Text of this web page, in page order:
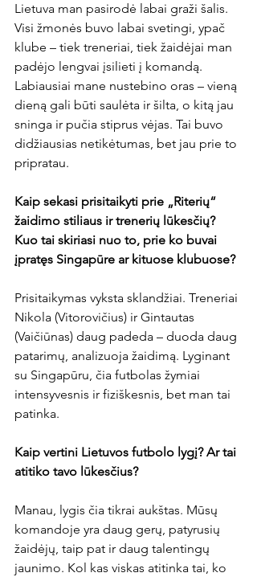
Lietuva man pasirodė labai graži šalis.
Visi žmonės buvo labai svetingi, ypač
klube – tiek treneriai, tiek žaidėjai man
padėjo lengvai įsilieti į komandą.
Labiausiai mane nustebino oras – vieną
dieną gali būti saulėta ir šilta, o kitą jau
sninga ir pučia stiprus vėjas. Tai buvo
didžiausias netikėtumas, bet jau prie to
pripratau.
Kaip sekasi prisitaikyti prie „Riterių“
žaidimo stiliaus ir trenerių lūkesčių?
Kuo tai skiriasi nuo to, prie ko buvai
įpratęs Singapūre ar kituose klubuose?
Prisitaikymas vyksta sklandžiai. Treneriai
Nikola (Vitorovičius) ir Gintautas
(Vaičiūnas) daug padeda – duoda daug
patarimų, analizuoja žaidimą. Lyginant
su Singapūru, čia futbolas žymiai
intensyvesnis ir fiziškesnis, bet man tai
patinka.
Kaip vertini Lietuvos futbolo lygį? Ar tai
atitiko tavo lūkesčius?
Manau, lygis čia tikrai aukštas. Mūsų
komandoje yra daug gerų, patyrusių
žaidėjų, taip pat ir daug talentingų
jaunimo. Kol kas viskas atitinka tai, ko